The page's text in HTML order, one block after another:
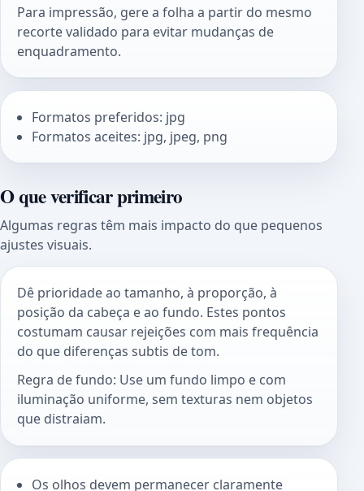
Para impressão, gere a folha a partir do mesmo
recorte validado para evitar mudanças de
enquadramento.
Formatos preferidos: jpg
Formatos aceites: jpg, jpeg, png
O que verificar primeiro
Algumas regras têm mais impacto do que pequenos
ajustes visuais.
Dê prioridade ao tamanho, à proporção, à
posição da cabeça e ao fundo. Estes pontos
costumam causar rejeições com mais frequência
do que diferenças subtis de tom.
Regra de fundo: Use um fundo limpo e com
iluminação uniforme, sem texturas nem objetos
que distraiam.
Os olhos devem permanecer claramente